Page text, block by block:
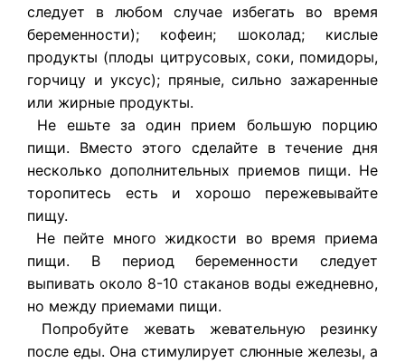
следует в любом случае избегать во время
беременности); кофеин; шоколад; кислые
продукты (плоды цитрусовых, соки, помидоры,
горчицу и уксус); пряные, сильно зажаренные
или жирные продукты.
Не ешьте за один прием большую порцию
пищи. Вместо этого сделайте в течение дня
несколько дополнительных приемов пищи. Не
торопитесь есть и хорошо пережевывайте
пищу.
Не пейте много жидкости во время приема
пищи. В период беременности следует
выпивать около 8-10 стаканов воды ежедневно,
но между приемами пищи.
Попробуйте жевать жевательную резинку
после еды. Она стимулирует слюнные железы, а